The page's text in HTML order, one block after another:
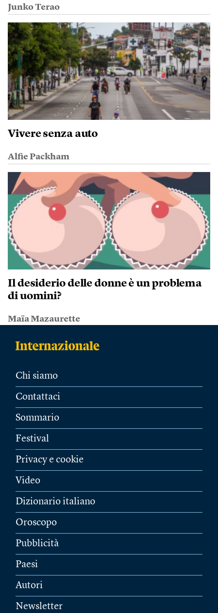
Junko Terao
Vivere senza auto
Alfie Packham
Il desiderio delle donne è un problema
di uomini?
Maïa Mazaurette
Chi siamo
Contattaci
Sommario
Festival
Privacy e cookie
Video
Dizionario italiano
Oroscopo
Pubblicità
Paesi
Autori
Newsletter